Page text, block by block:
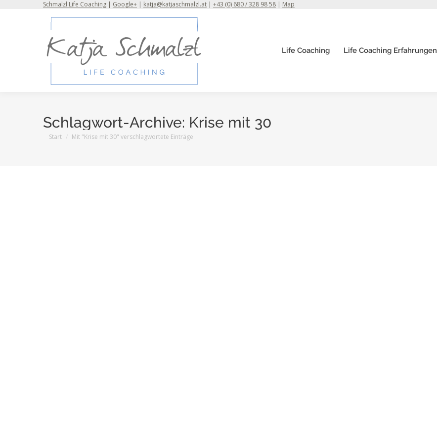
Schmalzl Life Coaching | Google+ | katja@katjaschmalzl.at | +43 (0) 680 / 328 98 58 | Map
Life Coaching Life Coaching Erfahrungen
Schlagwort-Archive: Krise mit 30
Sie befinden sich hier:
Start Mit "Krise mit 30" verschlagwortete Einträge